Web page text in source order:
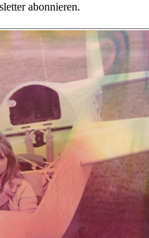
abonnieren.